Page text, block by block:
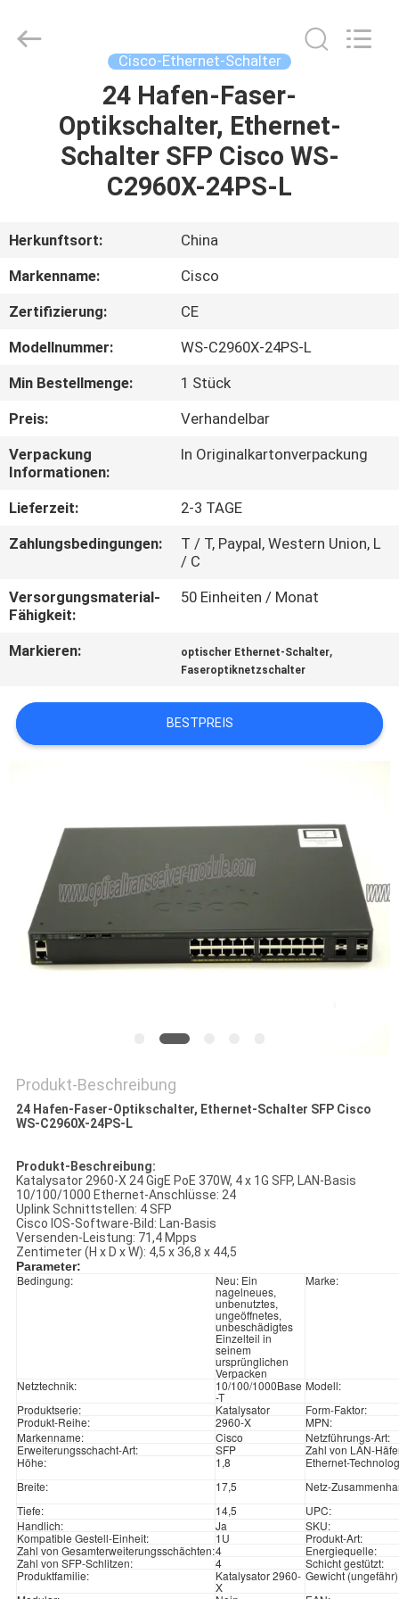
HAUSE
PRODUKTE
VIDEOS
UNS
WERKSBESICHTIGUNG
QUALITÄTSKONTROLLE
KONTAKT
UNS
NEUIGKEITEN
RECHTSSACHEN
SITEMAP
Ltd..
Cisco-Ethernet-Schalter
24 Hafen-Faser-
Optikschalter, Ethernet-
Schalter SFP Cisco WS-
C2960X-24PS-L
Herkunftsort:
China
Markenname:
Cisco
Zertifizierung:
CE
Modellnummer:
WS-C2960X-24PS-L
Min Bestellmenge:
1 Stück
Preis:
Verhandelbar
Verpackung
Informationen:
In Originalkartonverpackung
Lieferzeit:
2-3 TAGE
Zahlungsbedingungen:
T / T, Paypal, Western Union, L
/ C
Versorgungsmaterial-
Fähigkeit:
50 Einheiten / Monat
Markieren: optischer Ethernet-Schalter,
Faseroptiknetzschalter
BESTPREIS
Produkt-Beschreibung
24 Hafen-Faser-Optikschalter, Ethernet-Schalter SFP Cisco
WS-C2960X-24PS-L
Produkt-Beschreibung:
Katalysator 2960-X 24 GigE PoE 370W, 4 x 1G SFP, LAN-Basis
10/100/1000 Ethernet-Anschlüsse: 24
Uplink Schnittstellen: 4 SFP
Cisco IOS-Software-Bild: Lan-Basis
Versenden-Leistung: 71,4 Mpps
Zentimeter (H x D x W): 4,5 x 36,8 x 44,5
Parameter:
Bedingung: Neu: Ein
nagelneues,
unbenutztes,
ungeöffnetes,
unbeschädigtes
Einzelteil in
seinem
ursprünglichen
Verpacken
Marke:
Netztechnik: 10/100/1000Base
-T
Modell:
Produktserie:
Katalysator
Form-Faktor:
Produkt-Reihe:
2960-X
MPN:
Markenname:
Cisco
Netzführungs-Art:
Erweiterungsschacht-Art:
SFP
Zahl von LAN-
Höhe:
1,8
Ethernet-
Breite:
17,5
Netz-
Tiefe:
14,5
UPC:
Handlich:
Ja
SKU:
Kompatible Gestell-Einheit:
1U
Produkt-Art:
Zahl von Gesamterweiterungsschächten:4
Energiequelle:
Zahl von SFP-Schlitzen:
4
Schicht gestützt:
Produktfamilie:
Katalysator 2960-
X
Gewicht